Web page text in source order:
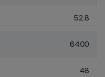
52.8
6400
48